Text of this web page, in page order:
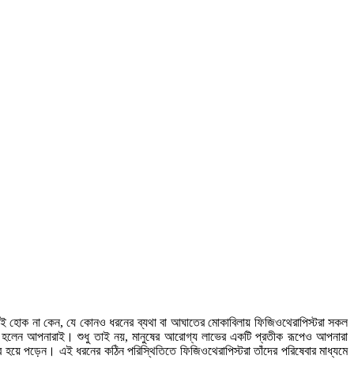
না কেন, যে কোনও ধরনের ব্যথা বা আঘাতের মোকাবিলায় ফিজিওথেরাপিস্টরা সকল
আপনারাই। শুধু তাই নয়, মানুষের আরোগ্য লাভের একটি প্রতীক রূপেও আপনারা
পড়েন। এই ধরনের কঠিন পরিস্থিতিতে ফিজিওথেরাপিস্টরা তাঁদের পরিষেবার মাধ্যমে